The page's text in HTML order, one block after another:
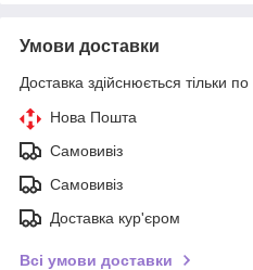
Умови доставки
Доставка здійснюється тільки
Нова Пошта
Самовивіз
Самовивіз
Доставка кур'єром
Всі умови доставки